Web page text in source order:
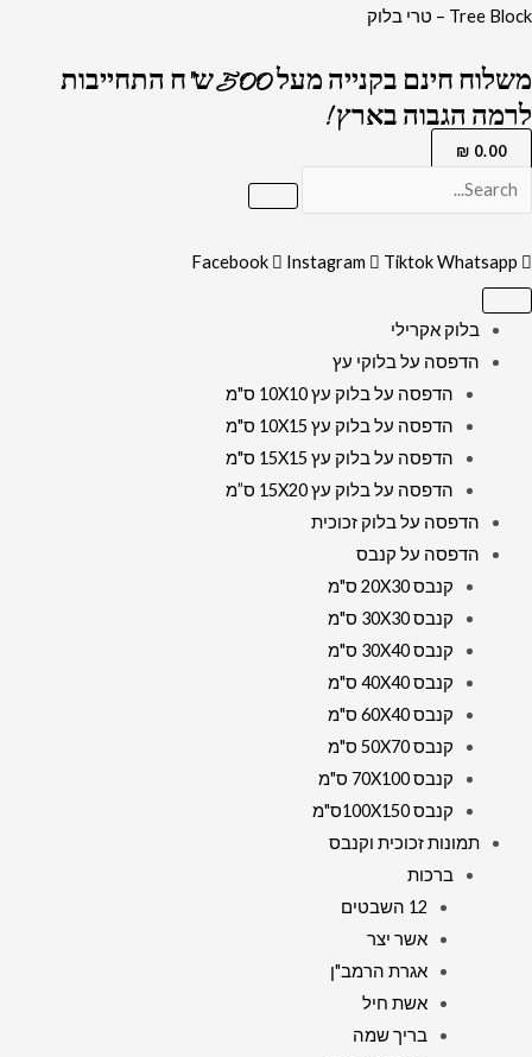
דילוג
Tree Block – טרי בלוק
משלוח חינם בקנייה מעל 500 ש"ח התחייבות
לרמה הגבוה בארץ !
0.00
₪
Facebook Instagram TiktokWhatsapp
בלוק אקרילי
הדפסה על בלוקי עץ
הדפסה על בלוק עץ 10X10 ס"מ
הדפסה על בלוק עץ 10X15 ס"מ
הדפסה על בלוק עץ 15X15 ס"מ
הדפסה על בלוק עץ 15X20 ס”מ
הדפסה על בלוק זכוכית
הדפסה על קנבס
קנבס 20X30 ס"מ
קנבס 30X30 ס"מ
קנבס 30X40 ס"מ
קנבס 40X40 ס"מ
קנבס 60X40 ס"מ
קנבס 50X70 ס"מ
קנבס 70X100 ס"מ
קנבס 100X150ס"מ
תמונות זכוכית וקנבס
ברכות
12 השבטים
אשר יצר
אגרת הרמב"ן
אשת חיל
בריך שמה
כמות
2785
-
האש
הכללי
זכוכית
אקסטרה
מחוסמת
ושקופה